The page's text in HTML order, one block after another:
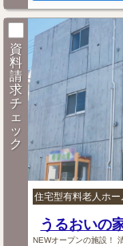
資
料
請
求
チ
ェ
ッ
ク
住宅型有料老人ホー
うるおいの
NEWオープンの施設！